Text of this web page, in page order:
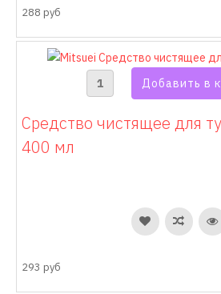
288 руб
Средство чистящее для
400 мл
293 руб